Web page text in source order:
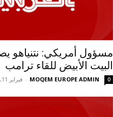
مسؤول أمريكي: نتنياهو
البيت الأبيض للقاء ترامب
MOQEM EUROPE ADMIN
- فبراير 11, 2026 0